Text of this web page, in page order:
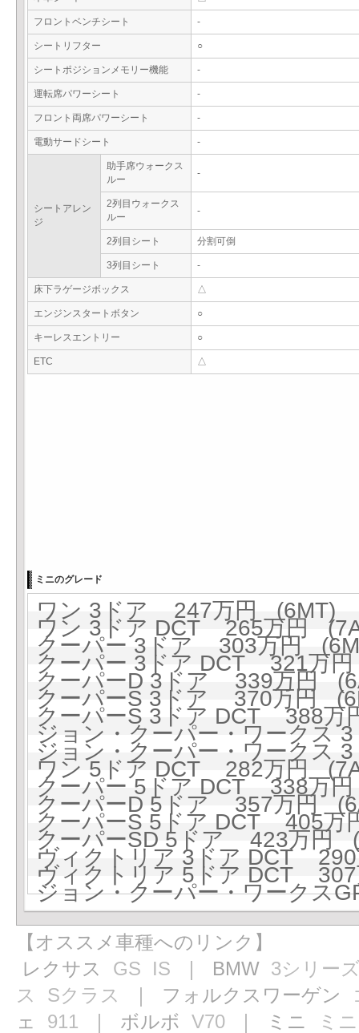
フロントベンチシート -
シートリフター ○
シートポジションメモリー機能 -
運転席パワーシート -
フロント両席パワーシート -
電動サードシート -
シートアレン
ジ
助手席ウォークス
ルー
-
2列目ウォークス
ルー
-
2列目シート 分割可倒
3列目シート -
床下ラゲージボックス △
エンジンスタートボタン ○
キーレスエントリー ○
ETC △
ミニのグレード
ワン 3ドア 247万円 (6MT)
ワン 3ドア DCT 265万円
クーパー 3ドア 303万円
クーパー 3ドア DCT 321万
クーパーD 3ドア 339万円
クーパーS 3ドア 370万円
クーパーS 3ドア DCT 388万
ジョン・クーパー・ワーク
ジョン・クーパー・ワーク
ワン 5ドア DCT 282万円
クーパー 5ドア DCT 338万
クーパーD 5ドア 357万円
クーパーS 5ドア DCT 405万
クーパーSD 5ドア 423万円
ヴィクトリア 3ドア DCT
ヴィクトリア 5ドア DCT
ジョン・クーパー・ワーク
【オススメ車種へのリンク】
レクサス GS IS ｜ BMW 3シリー
ス
Sクラス ｜ フォルクスワーゲン
ェ 911 ｜ ボルボ V70 ｜ ミニ ミニ